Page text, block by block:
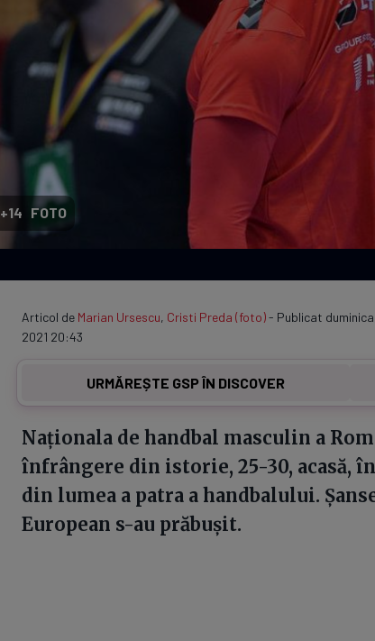
Program TV
+14 FOTO
Articol de Marian Ursescu, Cristi Preda (foto)- Publicat
2021 20:43
URMĂREȘTE GSP ÎN DISCOVER
Naționala de handbal masculin a
înfrângere din istorie, 25-30, acasă,
din lumea a patra a handbalului.
European s-au prăbușit.